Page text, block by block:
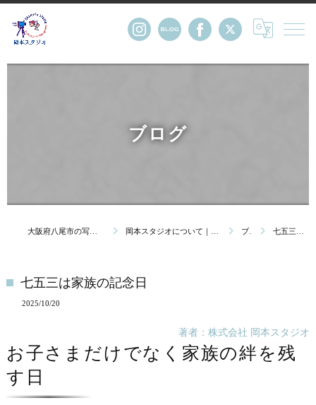
ブログ
大阪府八尾市の写真館・株式会社岡本スタジオ 岡本スタジオについて｜創業123年 大阪府八尾市の写真館 ブログ 七五三は家族の記念日
七五三は家族の記念日
2025/10/20
著者：株式会社 岡本スタジオ
お子さまだけでなく家族の絆を残
す日